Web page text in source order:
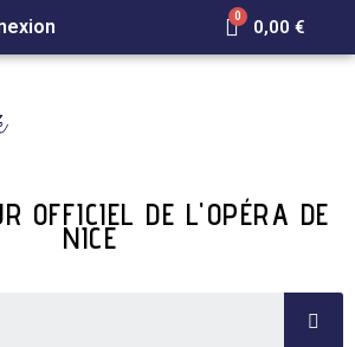
0,00 €
OFFICIEL DE L'OPÉRA DE
NICE